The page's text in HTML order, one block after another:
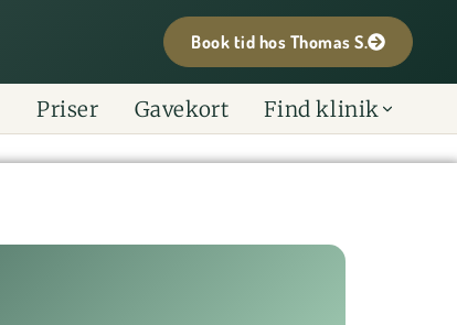
Book tid hos Thomas S.
Priser Gavekort Find klinik